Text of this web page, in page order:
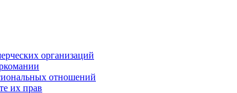
организаций
отношений
их прав